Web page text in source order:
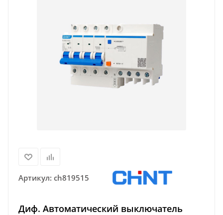
Артикул: ch819515
Диф. Автоматический выключатель